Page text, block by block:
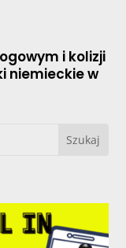
i kolizji
niemieckie w